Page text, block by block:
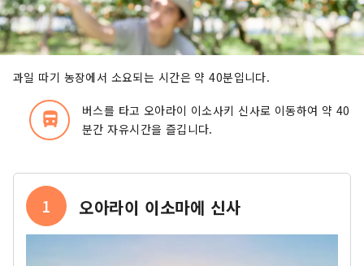
과일 따기 농장에서 소요되는 시간은 약 40분입니다.
directions_bus_filled
버스를 타고 오아라이 이소사키 신사로 이동하여 약 40
분간 자유시간을 즐깁니다.
1 오아라이 이소마에 신사